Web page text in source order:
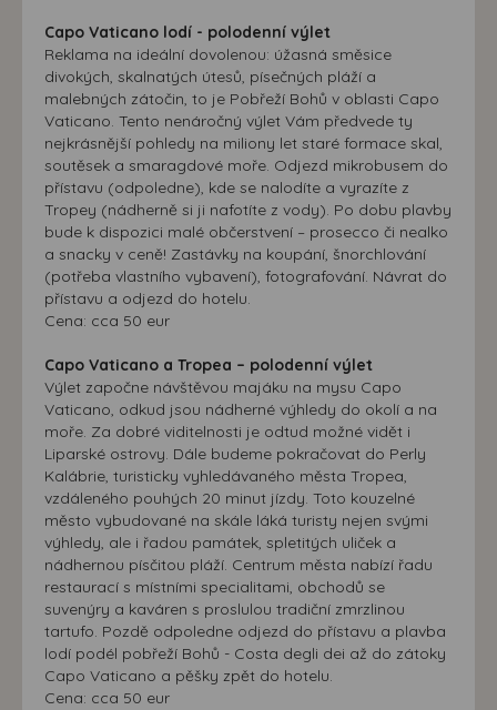
Capo Vaticano lodí - polodenní výlet
Reklama na ideální dovolenou: úžasná směsice
divokých, skalnatých útesů, písečných pláží a
malebných zátočin, to je Pobřeží Bohů v oblasti Capo
Vaticano. Tento nenáročný výlet Vám předvede ty
nejkrásnější pohledy na miliony let staré formace skal,
soutěsek a smaragdové moře. Odjezd mikrobusem do
přístavu (odpoledne), kde se nalodíte a vyrazíte z
Tropey (nádherně si ji nafotíte z vody). Po dobu plavby
bude k dispozici malé občerstvení – prosecco či nealko
a snacky v ceně! Zastávky na koupání, šnorchlování
(potřeba vlastního vybavení), fotografování. Návrat do
přístavu a odjezd do hotelu.
Cena: cca 50 eur
Capo Vaticano a Tropea – polodenní výlet
Výlet započne návštěvou majáku na mysu Capo
Vaticano, odkud jsou nádherné výhledy do okolí a na
moře. Za dobré viditelnosti je odtud možné vidět i
Liparské ostrovy. Dále budeme pokračovat do Perly
Kalábrie, turisticky vyhledávaného města Tropea,
vzdáleného pouhých 20 minut jízdy. Toto kouzelné
město vybudované na skále láká turisty nejen svými
výhledy, ale i řadou památek, spletitých uliček a
nádhernou písčitou pláží. Centrum města nabízí řadu
restaurací s místními specialitami, obchodů se
suvenýry a kaváren s proslulou tradiční zmrzlinou
tartufo. Pozdě odpoledne odjezd do přístavu a plavba
lodí podél pobřeží Bohů - Costa degli dei až do zátoky
Capo Vaticano a pěšky zpět do hotelu.
Cena: cca 50 eur